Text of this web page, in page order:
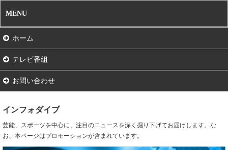
MENU
ホーム
テレビ番組
お問い合わせ
インフォダイブ
芸能、スポーツを中心に、注目のニュースを深く掘り下げてお届けします。な
お、本ページはプロモーションが含まれています。